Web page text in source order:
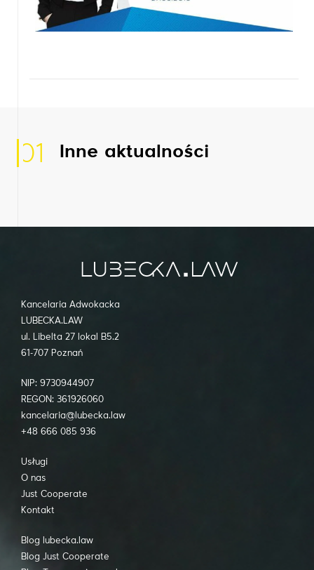
01 Inne aktualności
Kancelaria Adwokacka
LUBECKA.LAW
ul. Libelta 27 lokal B5.2
61-707 Poznań
NIP: 9730944907
REGON: 361926060
kancelaria@lubecka.law
+48 666 085 936
Usługi
O nas
Just Cooperate
Kontakt
Blog lubecka.law
Blog Just Cooperate